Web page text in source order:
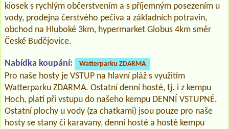
kiosek s rychlým občerstvením a s příjemným posezením u
vody, prodejna čerstvého pečiva a základních potravin,
obchod na Hluboké 3km, hypermarket Globus 4km směr
České Budějovice.
Nabídka koupání: Watterparku ZDARMA
Pro naše hosty je VSTUP na hlavní pláž s využitím
Watterparku ZDARMA. Ostatní denní hosté, tj. i z kempu
Hoch, platí při vstupu do našeho kempu DENNÍ VSTUPNÉ.
Ostatní plochy u vody (za chatkami) jsou pouze pro naše
hosty se stany či karavany, denní hosté a hosté kempu